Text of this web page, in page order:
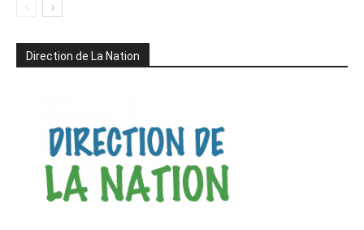
Direction de La Nation